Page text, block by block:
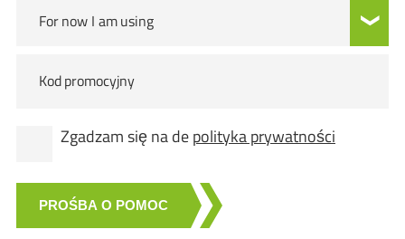
For now I am using
Kod promocyjny
Zgadzam się na depolityka prywatności
PROŚBA O POMOC